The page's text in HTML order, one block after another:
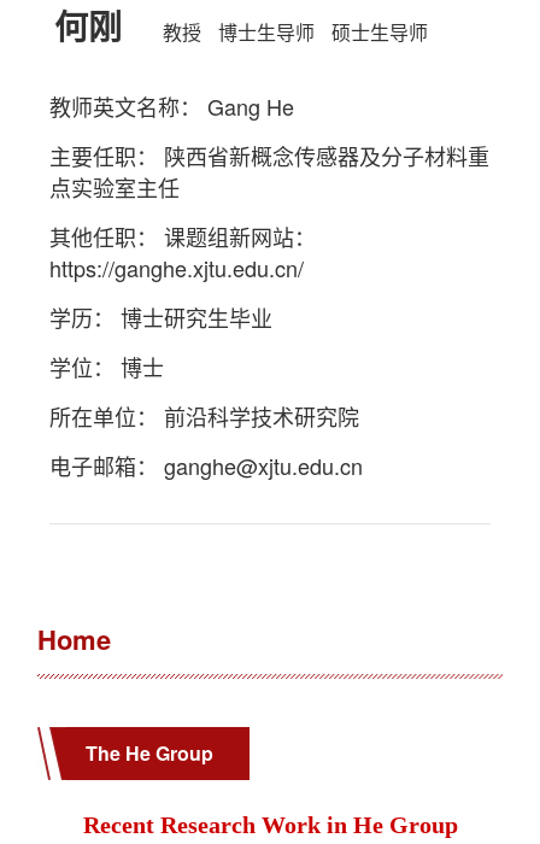
何刚 教授 博士生导师 硕士生导师
教师英文名称： Gang He
主要任职： 陕西省新概念传感器及分子材料重
点实验室主任
其他任职： 课题组新网站：
https://ganghe.xjtu.edu.cn/
学历： 博士研究生毕业
学位： 博士
所在单位： 前沿科学技术研究院
电子邮箱：ganghe@xjtu.edu.cn
Home
The He Group